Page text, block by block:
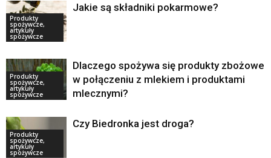
Produkty
spożywcze,
artykuły
spożywcze
Jakie są składniki pokarmowe?
Produkty
spożywcze,
artykuły
spożywcze
Dlaczego spożywa się produkty zbożowe
w połączeniu z mlekiem i produktami
mlecznymi?
Produkty
spożywcze,
artykuły
spożywcze
Czy Biedronka jest droga?